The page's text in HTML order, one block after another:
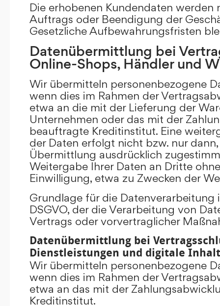
Die erhobenen Kundendaten werden
Auftrags oder Beendigung der
Gesetzliche Aufbewahrungsfristen
Datenübermittlung bei
Online-Shops, Händler und
Wir übermitteln personenbezogene
wenn dies im Rahmen der
etwa an die mit der Lieferung der
Unternehmen oder das mit der
beauftragte Kreditinstitut. Eine
der Daten erfolgt nicht bzw. nur
Übermittlung ausdrücklich
Weitergabe Ihrer Daten an Dritte
Einwilligung, etwa zu Zwecken der
Grundlage für die Datenverarbeitung
DSGVO, der die Verarbeitung von
Vertrags oder vorvertraglicher
Datenübermittlung bei
Dienstleistungen und digitale
Wir übermitteln personenbezogene
wenn dies im Rahmen der
etwa an das mit der
Kreditinstitut.